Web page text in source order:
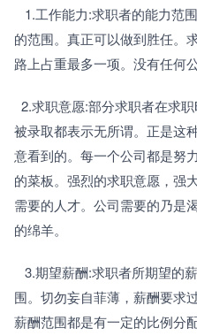
的范围。真正可以做到胜任。
路上占重最多一项。没有任何
被录取都表示无所谓。正是这
意看到的。每一个公司都是努
的菜板。强烈的求职意愿，强
需要的人才。公司需要的乃是
的绵羊。
围。切勿妄自菲薄，薪酬要求
薪酬范围都是有一定的比例分